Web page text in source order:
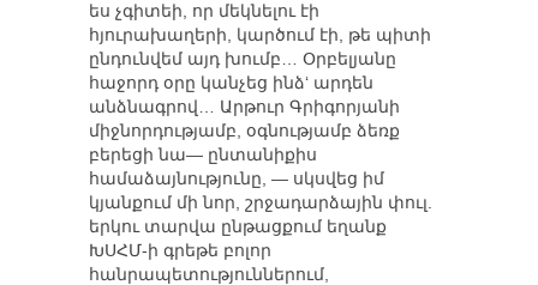
ես չգիտեի, որ մեկնելու էի
հյուրախաղերի, կարծում էի, թե պիտի
ընդունվեմ այդ խումբ… Օրբելյանը
հաջորդ օրը կանչեց ինձ‘ արդեն
անձնագրով… Արթուր Գրիգորյանի
միջնորդությամբ, օգնությամբ ձեռք
բերեցի նա— ընտանիքիս
համաձայնությունը, — սկսվեց իմ
կյանքում մի նոր, շրջադարձային փուլ.
երկու տարվա ընթացքում եղանք
ԽՍՀՄ-ի գրեթե բոլոր
հանրապետություններում,